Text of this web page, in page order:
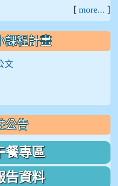
[ more... ]
課程計畫
文
公告
餐專區
告資料